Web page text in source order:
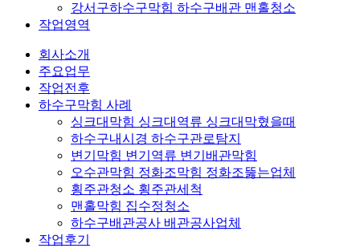
강서구하수구막힘 하수구배관 맨홀청소
작업영역
회사소개
주요업무
작업전후
하수구막힘 사례
싱크대막힘 싱크대역류 싱크대막혔을때
하수구내시경 하수구관로탐지
변기막힘 변기역류 변기배관막힘
오수관막힘 정화조막힘 정화조뚫는업체
횡주관청소 횡주관세척
맨홀막힘 집수정청소
하수구배관공사 배관공사업체
작업후기